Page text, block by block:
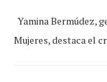
Yamina Bermúdez,
Mujeres, destaca el